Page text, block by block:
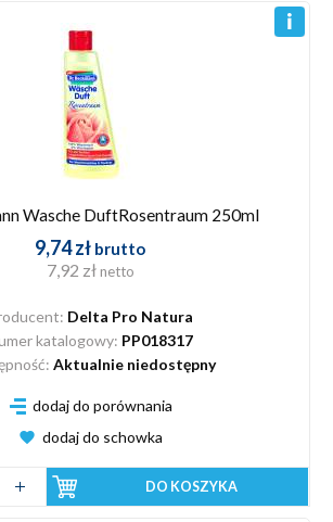
Wasche DuftRosentraum 250ml
9,74 zł brutto
7,92 zł netto
Delta Pro Natura
katalogowy: PP018317
Aktualnie niedostępny
dodaj do porównania
dodaj do schowka
DO KOSZYKA